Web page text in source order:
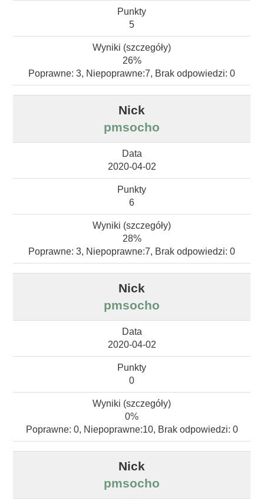
5
26%
Poprawne: 3, Niepoprawne:7, Brak odpowiedzi: 0
pmsocho
2020-04-02
6
28%
Poprawne: 3, Niepoprawne:7, Brak odpowiedzi: 0
pmsocho
2020-04-02
0
0%
Poprawne: 0, Niepoprawne:10, Brak odpowiedzi: 0
pmsocho